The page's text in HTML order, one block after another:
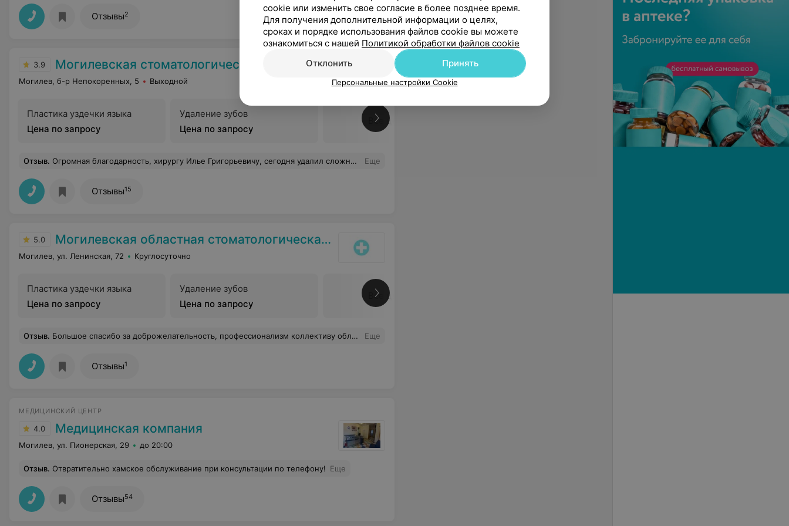
Отзывы2
3.9 Могилевская стоматологическая поликлиника
Могилев, б-р Непокоренных, 5 Выходной
Пластика уздечки языка
Цена по запросу
Удаление зубов
Цена по запросу
Все цены
Отзыв. Огромная благодарность, хирургу Илье Григорьевичу, сегодня удалил сложный зуб, высокий профессионализм, внимательное отношение, огромное спасибо медсестре, которая работает с ним, которая поддержала , спасибо этим людям Еще
Отзывы15
5.0 Могилевская областная стоматологическая поликлиника
Могилев, ул. Ленинская, 72 Круглосуточно
Пластика уздечки языка
Цена по запросу
Удаление зубов
Цена по запросу
Все цены
Отзыв. Большое спасибо за доброжелательность, профессионализм коллективу областной стоматологической поликлиники г. Могилёва во главе с Ковалевской Аллой Васильевной, а также моим лечащим врачам: врачу-стоматологу-терапевту Прудниченко О.П. и врачу-стоматологу-ортопеду Ильюшкину С.В., зав. лечебно-ортопедическим отделением №1 Толпыго А.С. Здоровья Вам и терпения! Новых творческих успехов в освоении современных медицинских технологий! Еще
Отзывы1
МЕДИЦИНСКИЙ ЦЕНТР
4.0 Медицинская компания
Могилев, ул. Пионерская, 29 до 20:00
Отзыв. Отвратительно хамское обслуживание при консультации по телефону! Еще
Отзывы54
cookie или изменить свое согласие в более позднее время.
Для получения дополнительной информации о целях,
сроках и порядке использования файлов cookie вы можете
ознакомиться с нашей Политикой обработки файлов cookie
Отклонить
Принять
Персональные настройки Cookie